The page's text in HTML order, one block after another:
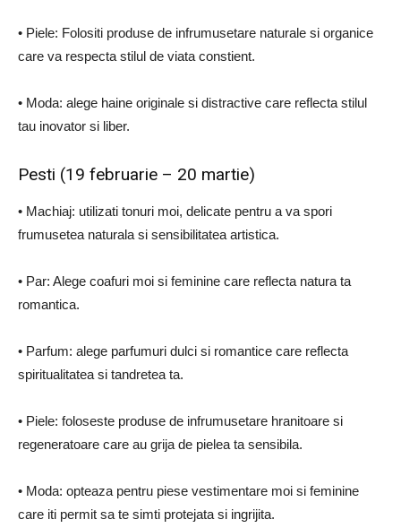
• Piele: Folositi produse de infrumusetare naturale si organice
care va respecta stilul de viata constient.
• Moda: alege haine originale si distractive care reflecta stilul
tau inovator si liber.
Pesti (19 februarie – 20 martie)
• Machiaj: utilizati tonuri moi, delicate pentru a va spori
frumusetea naturala si sensibilitatea artistica.
• Par: Alege coafuri moi si feminine care reflecta natura ta
romantica.
• Parfum: alege parfumuri dulci si romantice care reflecta
spiritualitatea si tandretea ta.
• Piele: foloseste produse de infrumusetare hranitoare si
regeneratoare care au grija de pielea ta sensibila.
• Moda: opteaza pentru piese vestimentare moi si feminine
care iti permit sa te simti protejata si ingrijita.